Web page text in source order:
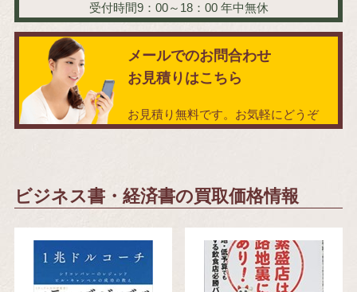
受付時間9：00～18：00 年中無休
メールでのお問合わせ
お見積りはこちら
お見積り無料です。お気軽にどうぞ
ビジネス書・経済書の買取価格情報